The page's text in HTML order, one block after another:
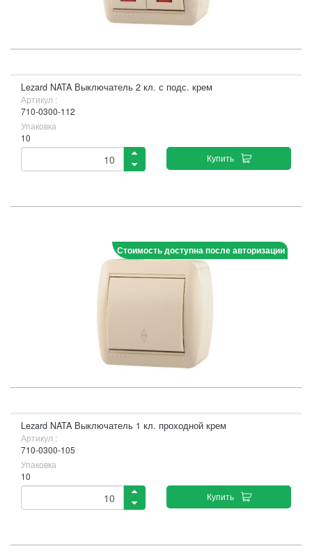
Lezard NATA Выключатель 2 кл. с подс. крем
Артикул :
710-0300-112
Упаковка
10
Купить
Стоимость доступна после авторизации
Lezard NATA Выключатель 1 кл. проходной крем
Артикул :
710-0300-105
Упаковка
10
Купить